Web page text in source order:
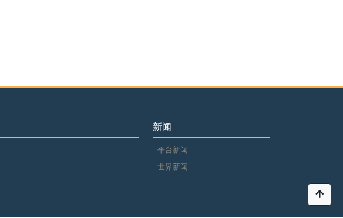
新闻
平台新闻
世界新闻